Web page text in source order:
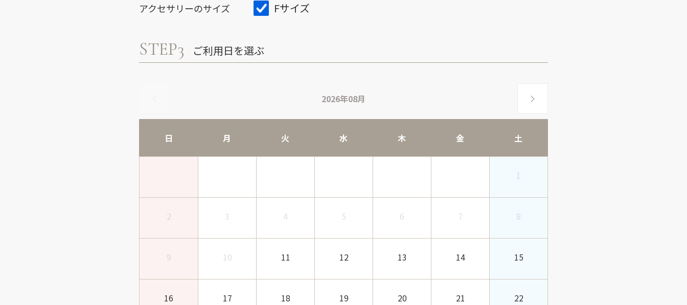
アクセサリーのサイズ Fサイズ
STEP3 ご利用日を選ぶ
2026年08月
日 月 火 水 木 金 土
1
2 3 4 5 6 7 8
9 10 11 12 13 14 15
16 17 18 19 20 21 22